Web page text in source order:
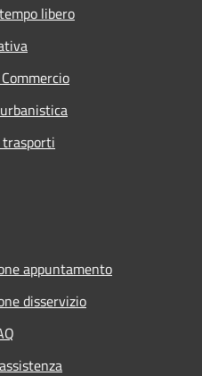
libero
appuntamento
disservizio